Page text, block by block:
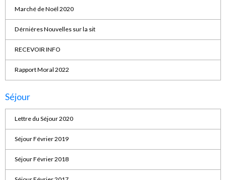
Marché de Noël 2020
Dérniéres Nouvelles sur la sit
RECEVOIR INFO
Rapport Moral 2022
Séjour
Lettre du Séjour 2020
Séjour Février 2019
Séjour Février 2018